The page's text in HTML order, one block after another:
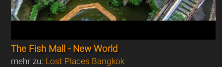
The Fish Mall - New World
mehr zu: Lost Places Bangkok